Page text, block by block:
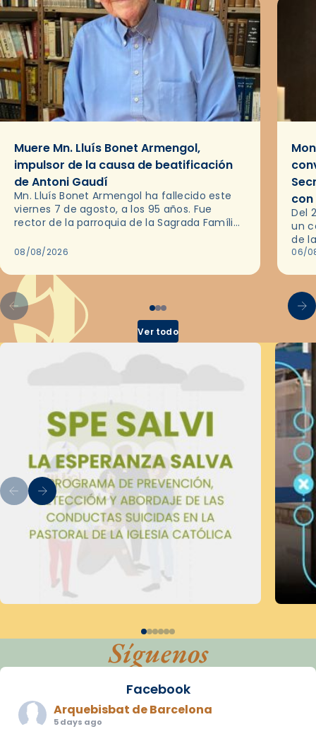
Muere Mn. Lluís Bonet Armengol,
impulsor de la causa de beatificación
de Antoni Gaudí
Mn. Lluís Bonet Armengol ha fallecido este
viernes 7 de agosto, a los 95 años. Fue
rector de la parroquia de la Sagrada Família
08/08/2026
Del
un
de
en
06/
Ver todo
Síguenos
Facebook
Arquebisbat de Barcelona
5 days ago